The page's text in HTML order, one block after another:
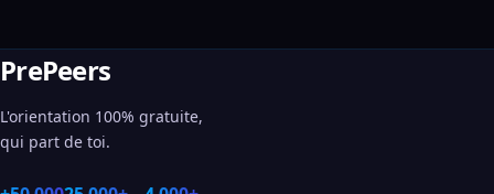
PrePeers
L'orientation 100% gratuite,
qui part de toi.